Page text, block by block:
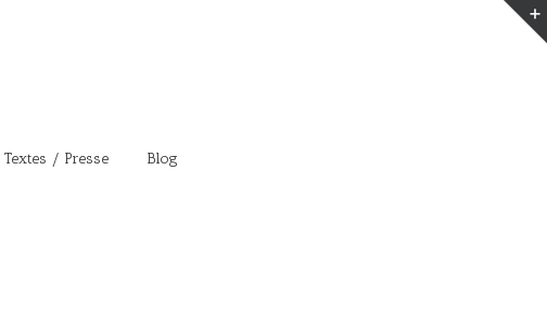
Textes / Presse Blog